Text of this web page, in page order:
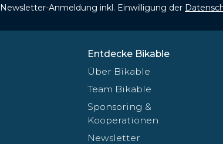
Newsletter-Anmeldung inkl. Einwilligung der
Entdecke Bikable
Über Bikable
Team Bikable
Sponsoring &
Kooperationen
Newsletter